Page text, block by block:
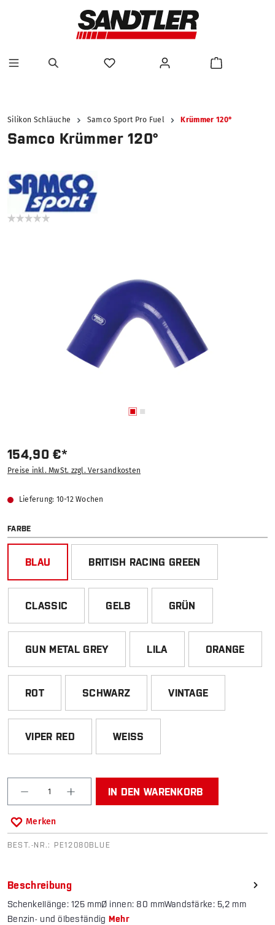
Silikon Schläuche Samco Sport Pro Fuel Krümmer 120°
Samco Krümmer 120°
154,90 €*
Preise inkl. MwSt. zzgl. Versandkosten
Lieferung: 10-12 Wochen
FARBEAUSWÄHLEN
BLAU BRITISH RACING GREEN
CLASSIC GELB GRÜN
GUN METAL GREY LILA ORANGE
ROT SCHWARZ VINTAGE
VIPER RED WEISS
Produkt Anzahl: Gib den gewünschten Wert ein
IN DEN WARENKORB
Merken
BEST.-NR.: PE12080BLUE
Beschreibung
Schenkellänge: 125 mmØ innen: 80 mmWandstärke: 5,2 mm
Benzin- und ölbeständig Mehr